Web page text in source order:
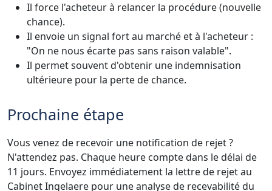
Il force l'acheteur à relancer la procédure (nouvelle
chance).
Il envoie un signal fort au marché et à l'acheteur :
"On ne nous écarte pas sans raison valable".
Il permet souvent d'obtenir une indemnisation
ultérieure pour la perte de chance.
Prochaine étape
Vous venez de recevoir une notification de rejet ?
N'attendez pas. Chaque heure compte dans le délai de
11 jours. Envoyez immédiatement la lettre de rejet au
Cabinet Ingelaere pour une analyse de recevabilité du